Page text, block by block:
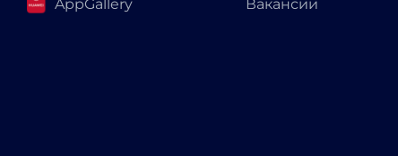
AppGallery Вакансии